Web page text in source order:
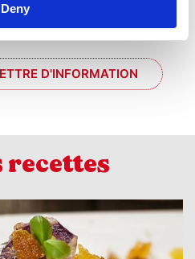
Deny
D'INFORMATION
recettes